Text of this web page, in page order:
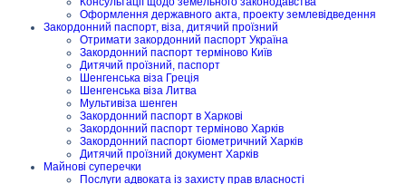
Оформлення державного акта, проекту землевідведення
Закордонний паспорт, віза, дитячий проїзний
Отримати закордонний паспорт Україна
Закордонний паспорт терміново Київ
Дитячий проїзний, паспорт
Шенгенська віза Греція
Шенгенська віза Литва
Мультивіза шенген
Закордонний паспорт в Харкові
Закордонний паспорт терміново Харків
Закордонний паспорт біометричний Харків
Дитячий проїзний документ Харків
Майнові суперечки
Послуги адвоката із захисту прав власності